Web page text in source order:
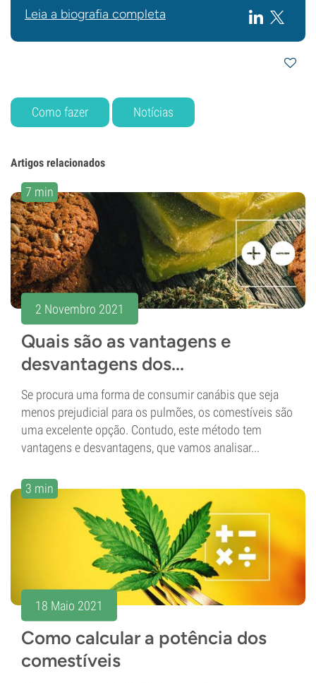
Leia a biografia completa
Como fazer Notícias
Artigos relacionados
7 min
2 Novembro 2021
Quais são as vantagens e
desvantagens dos...
Se procura uma forma de consumir canábis que seja
menos prejudicial para os pulmões, os comestíveis são
uma excelente opção. Contudo, este método tem
vantagens e desvantagens, que vamos analisar...
3 min
18 Maio 2021
Como calcular a potência dos
comestíveis